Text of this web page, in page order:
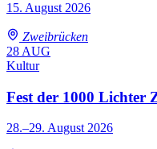
15. August 2026
Zweibrücken
28 AUG
Kultur
Fest der 1000 Lichter
28.–29. August 2026